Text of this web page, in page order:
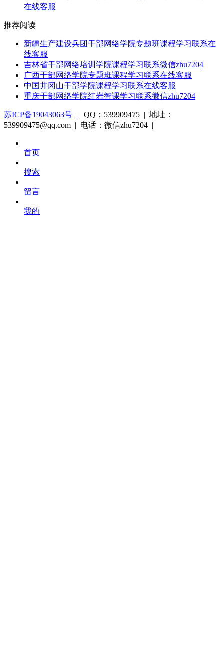
在线客服
推荐阅读
新疆生产建设兵团干部网络学院专题班课程学习联系在
线客服
吉林省干部网络培训学院课程学习联系微信zhu7204
广西干部网络学院专题班课程学习联系在线客服
中国井冈山干部学院课程学习联系在线客服
重庆干部网络学院红岩智课学习联系微信zhu7204
苏ICP备19043063号 | QQ：539909475 | 地址：
539909475@qq.com | 电话：微信zhu7204 |
首页
搜索
留言
我的